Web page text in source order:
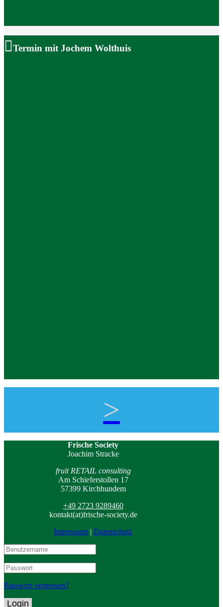
Termin mit Jochem Wolthuis
>
Frische Society
Joachim Stracke
fruit RETAIL consulting
Am Schieferstollen 17
57399 Kirchhundem
+49 2723 9289460
kontakt(at)frische-society.de
Impressum |Datenschutz
Passwort vergessen?
Login